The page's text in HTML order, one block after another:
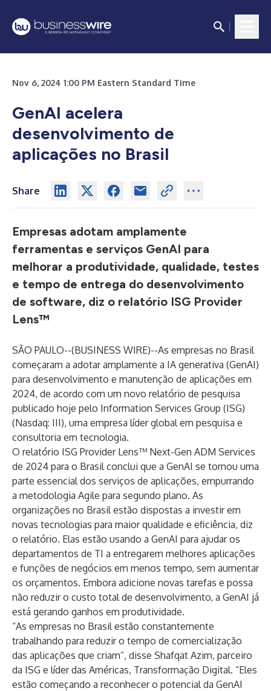
Nov 6, 2024 1:00 PM Eastern Standard Time
GenAI acelera
desenvolvimento de
aplicações no Brasil
Share
Empresas adotam amplamente
ferramentas e serviços GenAI para
melhorar a produtividade, qualidade, testes
e tempo de entrega do desenvolvimento
de software, diz o relatório ISG Provider
Lens™
SÃO PAULO--(BUSINESS WIRE)--As empresas no Brasil
começaram a adotar amplamente a IA generativa (GenAI)
para desenvolvimento e manutenção de aplicações em
2024, de acordo com um novo relatório de pesquisa
publicado hoje pelo Information Services Group (ISG)
(Nasdaq: III), uma empresa líder global em pesquisa e
consultoria em tecnologia.
O relatório ISG Provider Lens™ Next-Gen ADM Services
de 2024 para o Brasil conclui que a GenAI se tornou uma
parte essencial dos serviços de aplicações, empurrando
a metodologia Agile para segundo plano. As
organizações no Brasil estão dispostas a investir em
novas tecnologias para maior qualidade e eficiência, diz
o relatório. Elas estão usando a GenAI para ajudar os
departamentos de TI a entregarem melhores aplicações
e funções de negócios em menos tempo, sem aumentar
os orçamentos. Embora adicione novas tarefas e possa
não reduzir o custo total de desenvolvimento, a GenAI já
está gerando ganhos em produtividade.
“As empresas no Brasil estão constantemente
trabalhando para reduzir o tempo de comercialização
das aplicações que criam”, disse Shafqat Azim, parceiro
da ISG e líder das Américas, Transformação Digital. “Eles
estão começando a reconhecer o potencial da GenAI